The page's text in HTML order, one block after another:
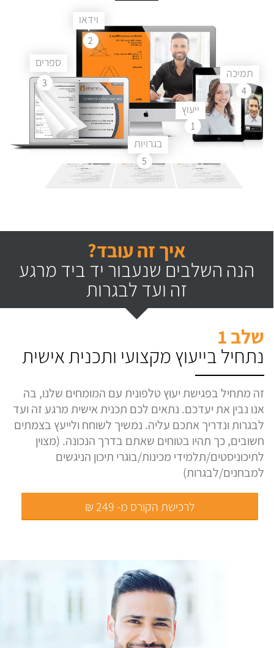
ייעוץ
1
וידאו
2
ספרים
3
תמיכה
4
בגרויות
5
איך זה עובד?
הנה השלבים שנעבור יד ביד מרגע
זה ועד לבגרות
שלב 1
נתחיל בייעוץ מקצועי ותכנית אישית
זה מתחיל בפגישת יעוץ טלפונית עם המומחים שלנו, בה
אנו נבין את יעדכם. נתאים לכם תכנית אישית מרגע זה ועד
לבגרות ונדריך אתכם עליה. נמשיך לשוחח ולייעץ בצמתים
חשובים, כך תהיו בטוחים שאתם בדרך הנכונה. (מצוין
לתיכוניסטים/תלמידי מכינות/בוגרי תיכון הניגשים
למבחנים/לבגרות)
לרכישת הקורס מ- 249 ₪